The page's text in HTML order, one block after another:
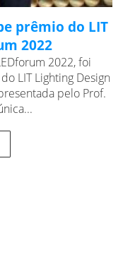
prêmio do LIT
2022
2022, foi
LIT Lighting Design
pelo Prof.